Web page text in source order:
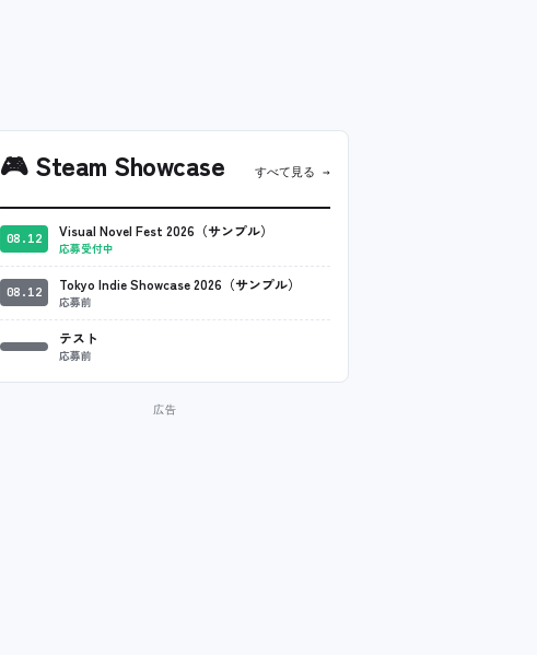
🎮Steam Showcase すべて見る →
08.12 Visual Novel Fest 2026（サンプル）
応募受付中
08.12 Tokyo Indie Showcase 2026（サンプル）
応募前
テスト
応募前